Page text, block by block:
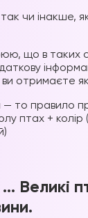
чи інакше,
що в таких
отримаєте
— то правило
птах + колір
Великі